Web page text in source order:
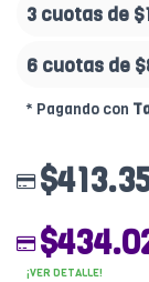
3 cuotas de
6 cuotas de
* Pagando con
¡VER DETALLE!